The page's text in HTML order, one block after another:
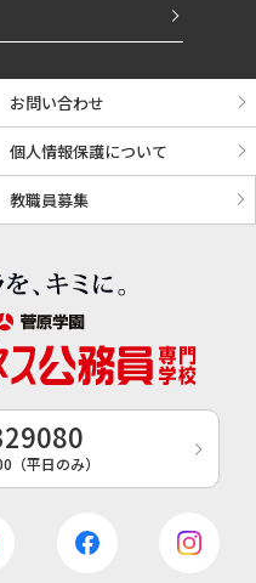
お問い合わせ
個人情報保護について
教職員募集
（平日のみ）